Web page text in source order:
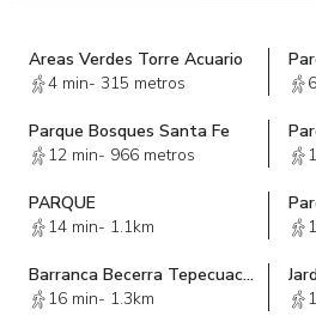
Areas Verdes Torre Acuario
4 min- 315 metros
Parque Bosques Santa Fe
12 min- 966 metros
PARQUE
14 min- 1.1km
Barranca Becerra Tepecuache Sección La Loma
16 min- 1.3km